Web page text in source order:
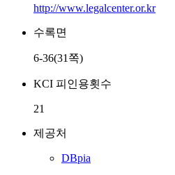
http://www.legalcenter.or.kr
수록면
6-36(31쪽)
KCI 피인용횟수
21
제공처
DBpia